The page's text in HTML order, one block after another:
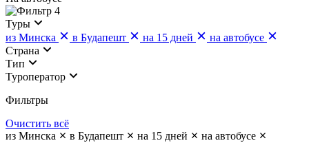
4
Туры
из Минска
в Будапешт на 15 дней
на автобусе
Страна
Тип
Туроператор
Фильтры
Очистить всё
из Минска
в Будапешт на 15 дней
на автобусе